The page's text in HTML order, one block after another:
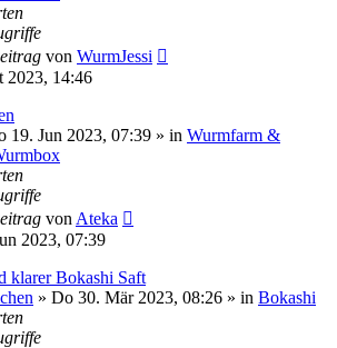
von WurmJessi
2023, 14:46
19. Jun 2023, 07:39 » in Wurmfarm &
von Ateka
2023, 07:39
klarer Bokashi Saft
» Do 30. Mär 2023, 08:26 » in Bokashi